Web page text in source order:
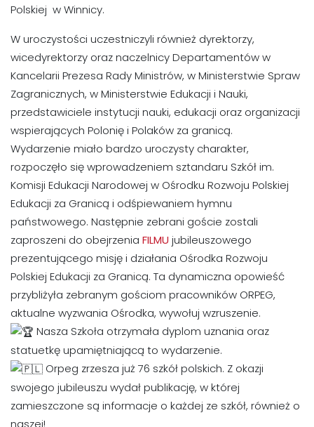
Polskiej w Winnicy.
W uroczystości uczestniczyli również dyrektorzy,
wicedyrektorzy oraz naczelnicy Departamentów w
Kancelarii Prezesa Rady Ministrów, w Ministerstwie Spraw
Zagranicznych, w Ministerstwie Edukacji i Nauki,
przedstawiciele instytucji nauki, edukacji oraz organizacji
wspierających Polonię i Polaków za granicą.
Wydarzenie miało bardzo uroczysty charakter,
rozpoczęło się wprowadzeniem sztandaru Szkół im.
Komisji Edukacji Narodowej w Ośrodku Rozwoju Polskiej
Edukacji za Granicą i odśpiewaniem hymnu
państwowego. Następnie zebrani goście zostali
zaproszeni do obejrzenia FILMU jubileuszowego
prezentującego misję i działania Ośrodka Rozwoju
Polskiej Edukacji za Granicą. Ta dynamiczna opowieść
przybliżyła zebranym gościom pracowników ORPEG,
aktualne wyzwania Ośrodka, wywołuj wzruszenie.
Nasza Szkoła otrzymała dyplom uznania oraz
statuetkę upamiętniającą to wydarzenie.
Orpeg zrzesza już 76 szkół polskich. Z okazji
swojego jubileuszu wydał publikację, w której
zamieszczone są informacje o każdej ze szkół, również o
naszej!